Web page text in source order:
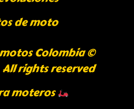
de moto
Colombia ©
All rights reserved
moteros